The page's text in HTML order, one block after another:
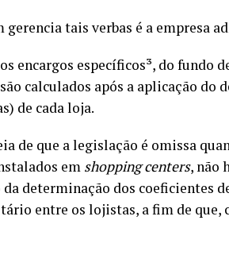
gerencia tais verbas é a empresa
encargos específicos³, do fundo
calculados após a aplicação
de cada loja.
de que a legislação é omissa
em shopping centers, não
determinação dos coeficientes
entre os lojistas, a fim de que,